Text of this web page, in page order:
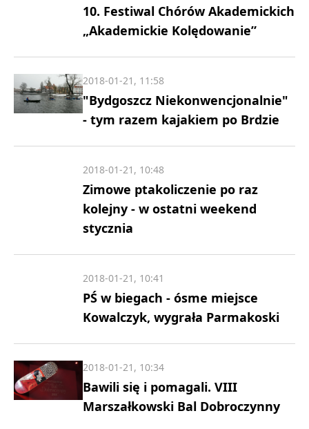
10. Festiwal Chórów Akademickich
„Akademickie Kolędowanie”
"Bydgoszcz Niekonwencjonalnie"
- tym razem kajakiem po Brdzie
2018-01-21, 11:58
Zimowe ptakoliczenie po raz
kolejny - w ostatni weekend
stycznia
2018-01-21, 10:48
PŚ w biegach - ósme miejsce
Kowalczyk, wygrała Parmakoski
2018-01-21, 10:41
Bawili się i pomagali. VIII
Marszałkowski Bal Dobroczynny
2018-01-21, 10:34